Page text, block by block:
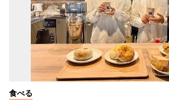
食べる